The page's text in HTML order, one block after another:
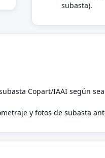
subasta).
Copart/IAAI según
y fotos de subasta